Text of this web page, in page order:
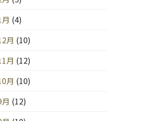
(4)
月 (10)
月 (12)
月 (10)
(12)